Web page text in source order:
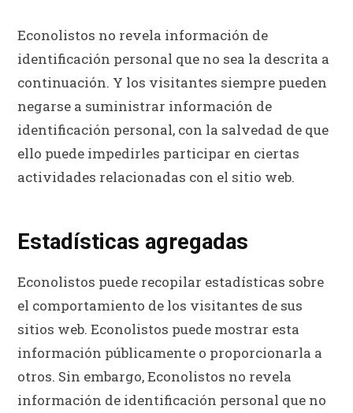
Econolistos no revela información de
identificación personal que no sea la descrita a
continuación. Y los visitantes siempre pueden
negarse a suministrar información de
identificación personal, con la salvedad de que
ello puede impedirles participar en ciertas
actividades relacionadas con el sitio web.
Estadísticas agregadas
Econolistos puede recopilar estadísticas sobre
el comportamiento de los visitantes de sus
sitios web. Econolistos puede mostrar esta
información públicamente o proporcionarla a
otros. Sin embargo, Econolistos no revela
información de identificación personal que no